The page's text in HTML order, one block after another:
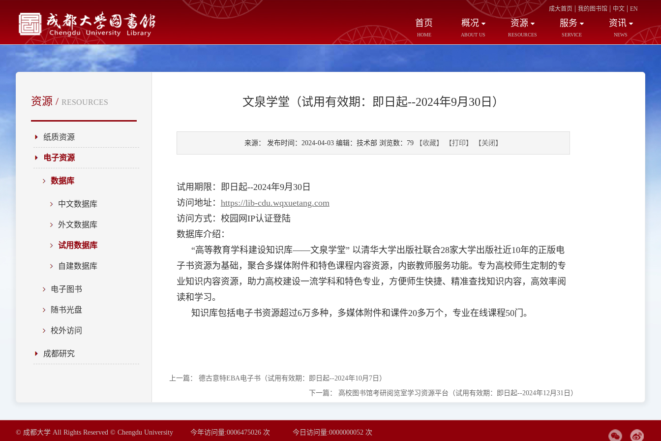
成大首页 | 我的图书馆 | 中文 | EN
首页
HOME
概况
ABOUT US
资源
RESOURCES
服务
SERVICE
资讯
NEWS
资源 / RESOURCES
纸质资源
电子资源
数据库
中文数据库
外文数据库
试用数据库
自建数据库
电子图书
随书光盘
校外访问
成都研究
文泉学堂（试用有效期：即日起--2024年9月30日）
来源： 发布时间：2024-04-03 编辑：技术部 浏览数： 79 【收藏】 【打印】 【关闭】
试用期限：即日起--2024年9月30日
访问地址： https://lib-cdu.wqxuetang.com
访问方式：校园网IP认证登陆
数据库介绍：
“高等教育学科建设知识库——文泉学堂” 以清华大学出版社联合28家大学出版社近10年的正版电
子书资源为基础，聚合多媒体附件和特色课程内容资源，内嵌教师服务功能。专为高校师生定制的专
业知识内容资源，助力高校建设一流学科和特色专业，方便师生快捷、精准查找知识内容，高效率阅
读和学习。
知识库包括电子书资源超过6万多种，多媒体附件和课件20多万个，专业在线课程50门。
上一篇： 德古意特EBA电子书（试用有效期：即日起--2024年10月7日）
下一篇： 高校图书馆考研阅览室学习资源平台（试用有效期：即日起--2024年12月31日）
今年访问量:0006475026 次 今日访问量:0000000052 次
© 成都大学 All Rights Reserved © Chengdu University